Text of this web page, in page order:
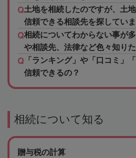
土地を相続したのですが、土
信頼できる相談先を探していま
相続についてわからない事が
や相談先、法律など色々知りた
「ランキング」や「口コミ」
信頼できるの？
相続について知る
贈与税の計算